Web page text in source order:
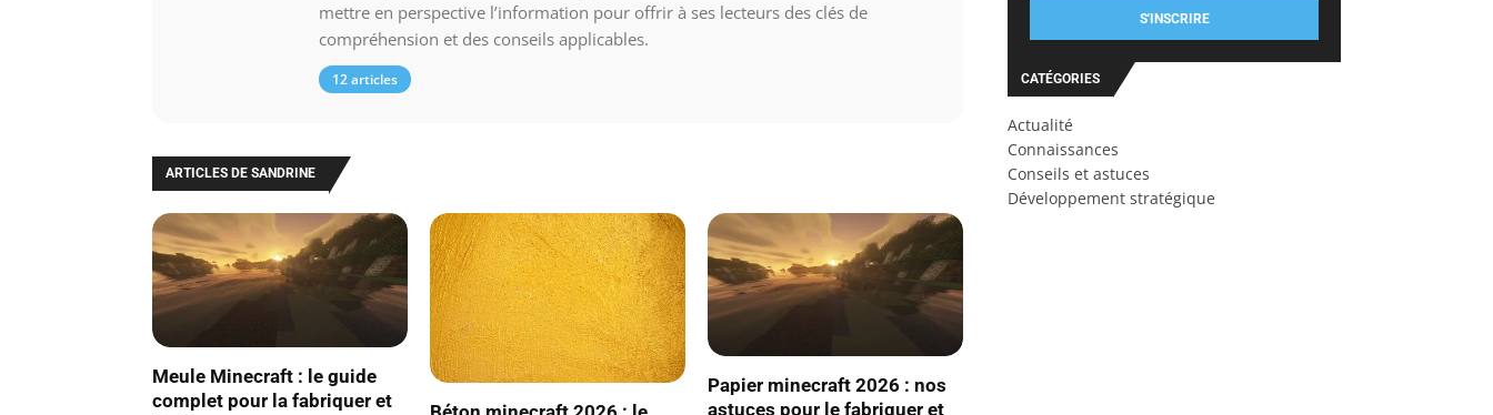
mettre en perspective l’information pour offrir à ses lecteurs des clés de
compréhension et des conseils applicables.
12 articles
ARTICLES DE SANDRINE
Meule Minecraft : le guide
complet pour la fabriquer et
Papier minecraft 2026 : nos
astuces pour le fabriquer et
S'INSCRIRE
CATÉGORIES
Actualité
Connaissances
Conseils et astuces
Développement stratégique